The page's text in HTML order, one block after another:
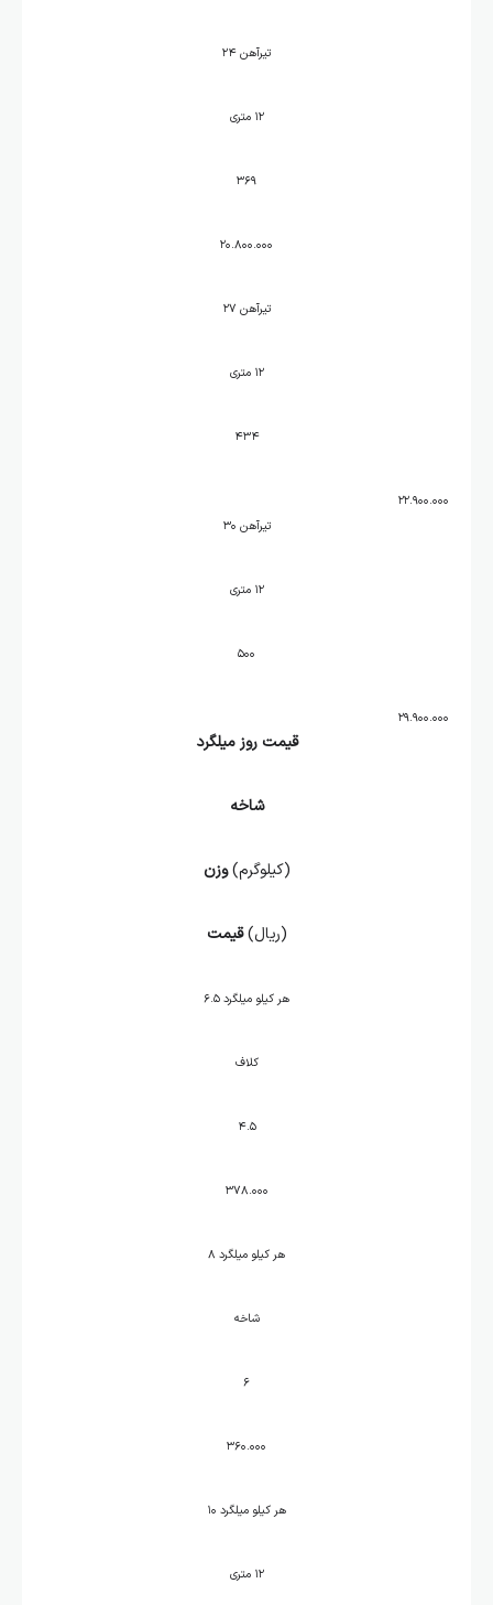
تیرآهن ۲۴
۱۲ متری
۳۶۹
۲۰.۸۰۰.۰۰۰
تیرآهن ۲۷
۱۲ متری
۴۳۴
۲۲.۹۰۰.۰۰۰
تیرآهن ۳۰
۱۲ متری
۵۰۰
۲۹.۹۰۰.۰۰۰
قیمت روز میلگرد
شاخه
(کیلوگرم)وزن
(ریال)قیمت
هر کیلو میلگرد ۶.۵
کلاف
۴.۵
۳۷۸.۰۰۰
هر کیلو میلگرد ۸
شاخه
۶
۳۶۰.۰۰۰
هر کیلو میلگرد ۱۰
۱۲ متری